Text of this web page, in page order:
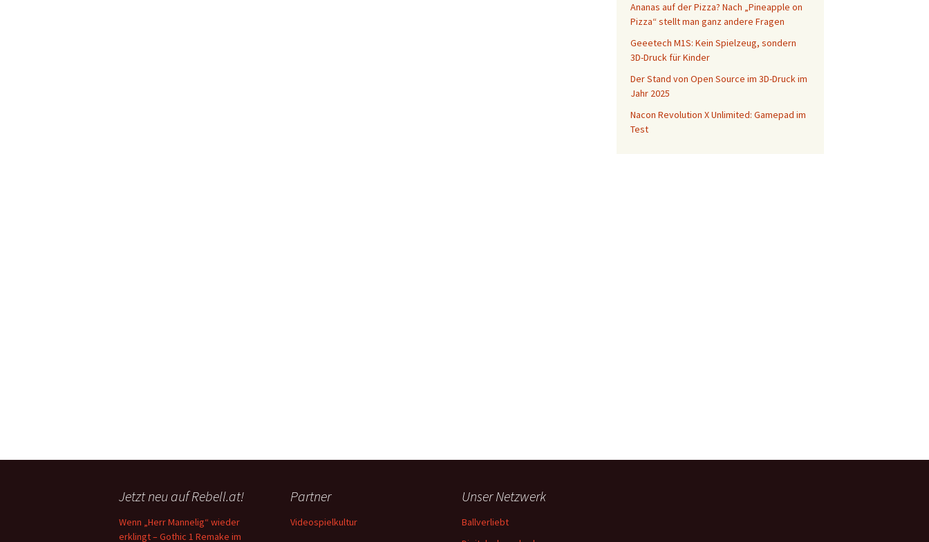
Ananas auf der Pizza? Nach „Pineapple on
Pizza“ stellt man ganz andere Fragen
Geeetech M1S: Kein Spielzeug, sondern
3D-Druck für Kinder
Der Stand von Open Source im 3D-Druck im
Jahr 2025
Nacon Revolution X Unlimited: Gamepad im
Test
Jetzt neu auf Rebell.at!
Wenn „Herr Mannelig“ wieder
erklingt – Gothic 1 Remake im
Partner
Videospielkultur
Unser Netzwerk
Ballverliebt